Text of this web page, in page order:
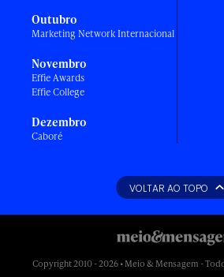
Outubro
Marketing Network Internacional
Novembro
Effie Awards
Effie College
Dezembro
Caboré
VOLTAR AO TOPO
Copyright 2010 - 2026 • Meio & Mensagem -